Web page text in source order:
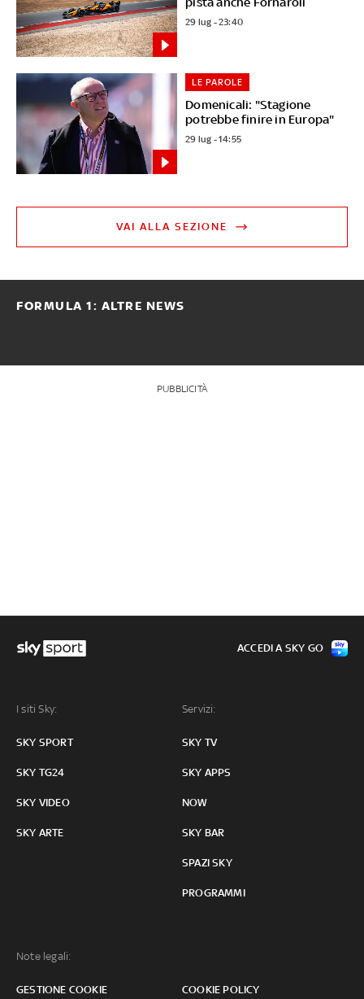
29 lug - 23:40
Domenicali: "Stagione
potrebbe finire in Europa"
LE PAROLE
29 lug - 14:55
VAI ALLA SEZIONE
FORMULA 1: ALTRE NEWS
PUBBLICITÀ
I siti Sky:
SKY SPORT
SKY TG24
SKY VIDEO
SKY ARTE
Servizi:
SKY TV
SKY APPS
NOW
SKY BAR
SPAZI SKY
PROGRAMMI
Note legali:
GESTIONE COOKIE COOKIE POLICY
ACCEDI A SKY GO